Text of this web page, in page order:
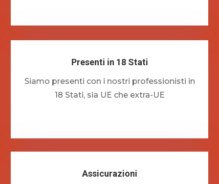
Presenti in 18 Stati
Siamo presenti con i nostri professionisti in
18 Stati, sia UE che extra-UE
Assicurazioni